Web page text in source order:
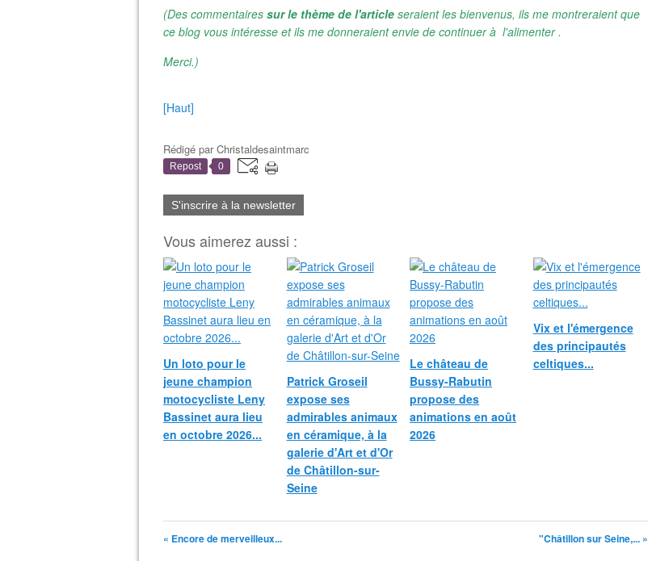
(Des commentaires sur le thème de l'article seraient les bienvenus, ils me montreraient que
ce blog vous intéresse et ils me donneraient envie de continuer à l'alimenter .
Merci.)
[Haut]
Rédigé parChristaldesaintmarc
Repost 0
S'inscrire à la newsletter
Vous aimerez aussi :
Un loto pour le
jeune champion
motocycliste Leny
Bassinet aura lieu
en octobre 2026...
Patrick Groseil
expose ses
admirables animaux
en céramique, à la
galerie d'Art et d'Or
de Châtillon-sur-
Seine
Le château de
Bussy-Rabutin
propose des
animations en août
2026
Vix et l'émergence
des principautés
celtiques...
« Encore de merveilleux... "Châtillon sur Seine,... »